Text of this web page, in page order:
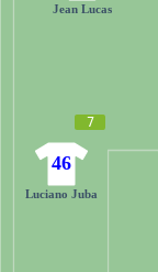
7
46
Luciano Juba
Jean Lucas